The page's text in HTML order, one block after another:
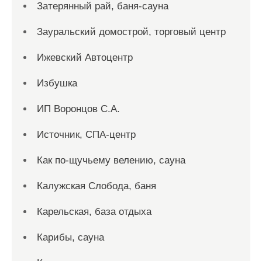
Затерянный рай, баня-сауна
Зауральский домострой, торговый центр
Ижевский Автоцентр
Избушка
ИП Воронцов С.А.
Источник, СПА-центр
Как по-щучьему велению, сауна
Калужская Слобода, баня
Карельская, база отдыха
Карибы, сауна